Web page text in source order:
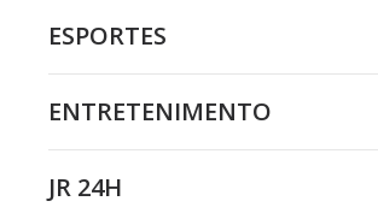
ESPORTES
ENTRETENIMENTO
JR 24H